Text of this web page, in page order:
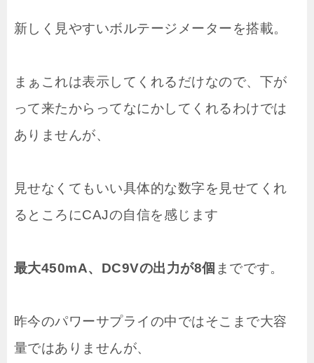
新しく見やすいボルテージメーターを搭載。
まぁこれは表示してくれるだけなので、下が
って来たからってなにかしてくれるわけでは
ありませんが、
見せなくてもいい具体的な数字を見せてくれ
るところにCAJの自信を感じます
最大450mA、DC9Vの出力が8個 までです。
昨今のパワーサプライの中ではそこまで大容
量ではありませんが、